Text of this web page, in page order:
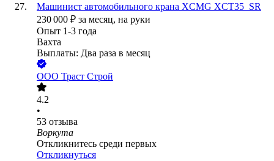
Машинист автомобильного крана XCMG XCT35_SR
230 000 ₽ за месяц, на руки
Опыт 1-3 года
Вахта
Выплаты: Два раза в месяц
ООО Траст Строй
4.2
•
53 отзыва
Воркута
Откликнитесь среди первых
Откликнуться